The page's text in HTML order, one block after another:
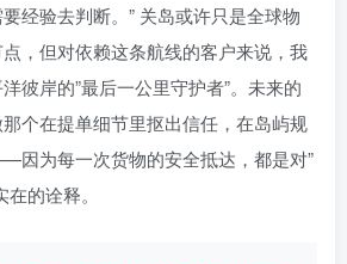
经验去判断。” 关岛或许只是全球物
，但对依赖这条航线的客户来说，我
彼岸的”最后一公里守护者”。未来的
个在提单细节里抠出信任，在岛屿规
因为每一次货物的安全抵达，都是对”
的诠释。